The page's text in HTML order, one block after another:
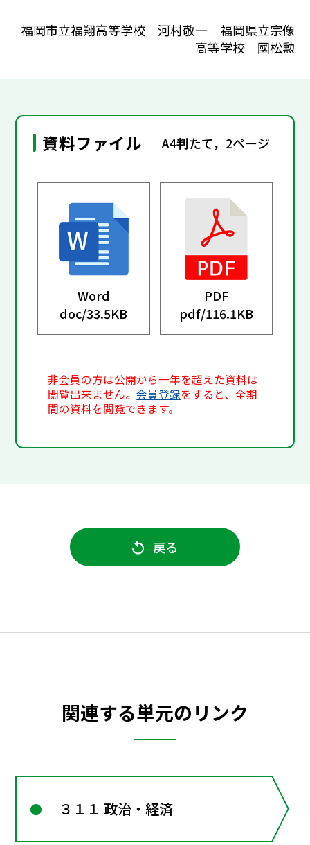
福岡市立福翔高等学校 河村敬一 福岡県立宗像
高等学校 國松勲
資料ファイル A4判たて，2ページ
Word
doc/33.5KB
PDF
pdf/116.1KB
非会員の方は公開から一年を超えた資料は
閲覧出来ません。会員登録をすると、全期
間の資料を閲覧できます。
戻る
関連する単元のリンク
３１１ 政治・経済